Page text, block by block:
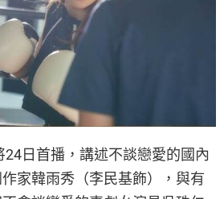
24日首播，講述不談戀愛的國內
家韓雨秀（李民基飾），與有